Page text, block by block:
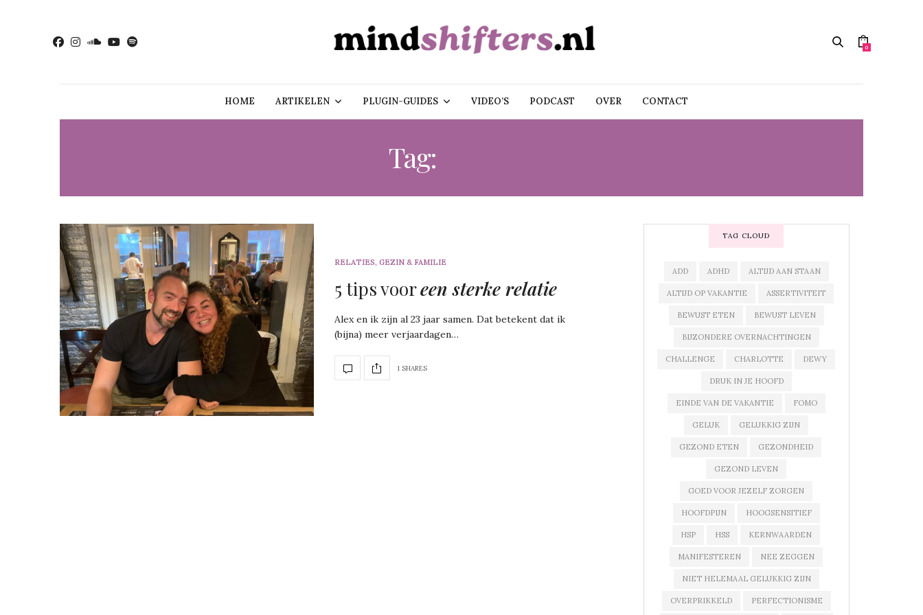
0
HOME ARTIKELEN PLUGIN-GUIDES VIDEO’S PODCAST OVER CONTACT
Tag:
RELATIES, GEZIN & FAMILIE
5 tips vooreen sterke relatie
Alex en ik zijn al 23 jaar samen. Dat betekent dat ik
(bijna) meer verjaardagen…
1 SHARES
TAG CLOUD
ADD ADHD ALTIJD AAN STAAN
ALTIJD OP VAKANTIE ASSERTIVITEIT
BEWUST ETEN BEWUST LEVEN
BIJZONDERE OVERNACHTINGEN
CHALLENGE CHARLOTTE DEWY
DRUK IN JE HOOFD
EINDE VAN DE VAKANTIE FOMO
GELUK GELUKKIG ZIJN
GEZOND ETEN GEZONDHEID
GEZOND LEVEN
GOED VOOR JEZELF ZORGEN
HOOFDPIJN HOOGSENSITIEF
HSP HSS KERNWAARDEN
MANIFESTEREN NEE ZEGGEN
NIET HELEMAAL GELUKKIG ZIJN
OVERPRIKKELD PERFECTIONISME